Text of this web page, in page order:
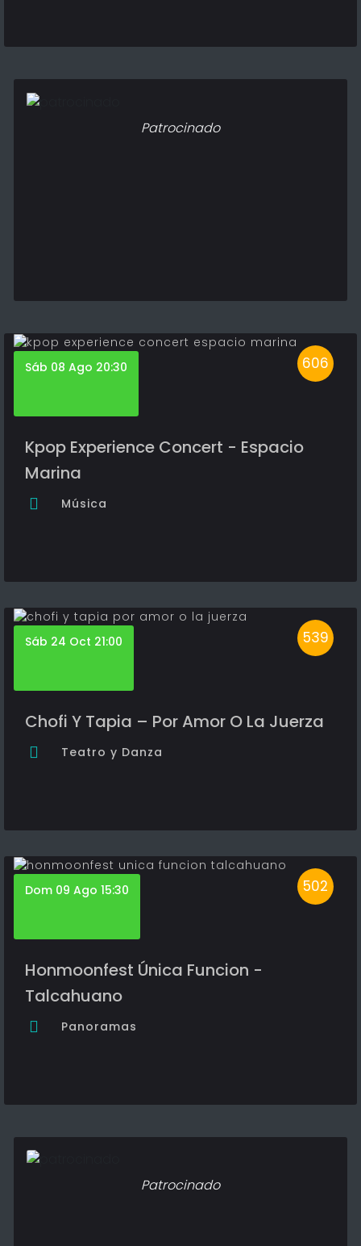
Patrocinado
606
Sáb 08 Ago 20:30
Kpop Experience Concert - Espacio
Marina
Música
539
Sáb 24 Oct 21:00
Chofi Y Tapia – Por Amor O La Juerza
Teatro y Danza
502
Dom 09 Ago 15:30
Honmoonfest Única Funcion -
Talcahuano
Panoramas
Patrocinado